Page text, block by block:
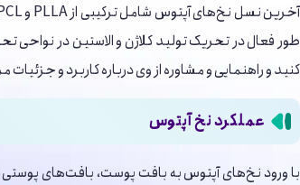
طور فعال در تحریک تولید کلاژن و الاستین در
کنید و راهنمایی و مشاوره از وی درباره کاربرد و
عملکرد نخ آپتوس
با ورود نخ‌های آپتوس به بافت پوست، بافت‌های